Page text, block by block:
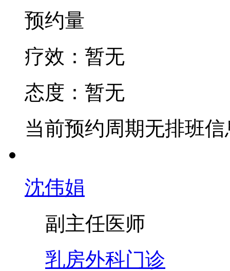
预约量
疗效： 暂无
态度： 暂无
当前预约周期无排班信
沈伟娟
副主任医师
乳房外科门诊